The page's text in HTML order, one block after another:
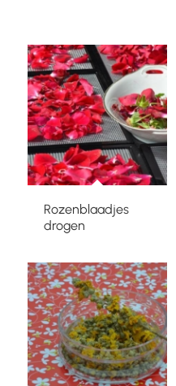
Rozenblaadjes
drogen